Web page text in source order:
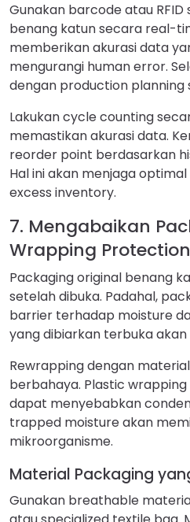
Gunakan barcode atau
benang katun secara real-
memberikan akurasi data
mengurangi human error.
dengan production planning
Lakukan cycle counting
memastikan akurasi data.
reorder point berdasarkan
Hal ini akan menjaga
excess inventory.
7. Mengabaikan
Wrapping Protection
Packaging original benang
setelah dibuka. Padahal,
barrier terhadap moisture
yang dibiarkan terbuka
Rewrapping dengan
berbahaya. Plastic
dapat menyebabkan
trapped moisture akan
mikroorganisme.
Material Packaging
Gunakan breathable